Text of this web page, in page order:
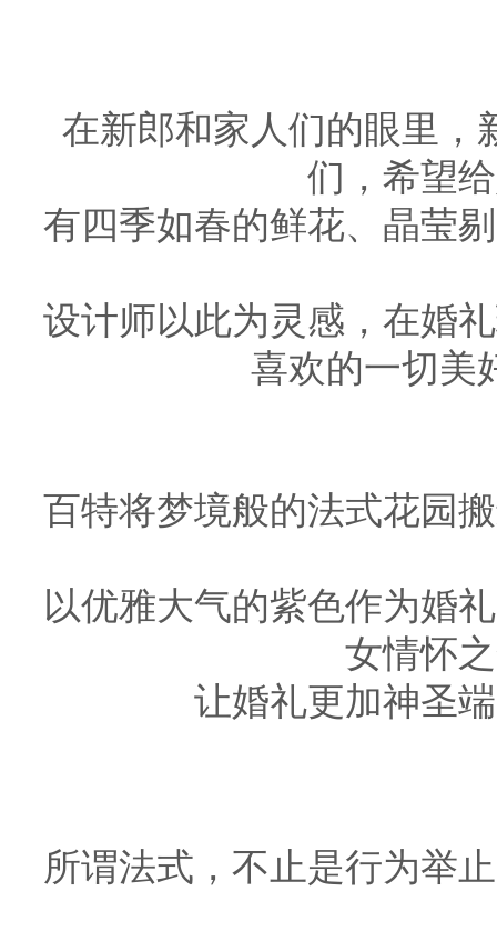
在新郎和家人们的眼里，
们，希望
有四季如春的鲜花、晶莹
设计师以此为灵感，在婚
喜欢的一切美
百特将梦境般的法式花园
以优雅大气的紫色作为婚
女情怀
让婚礼更加神圣
所谓法式，不止是行为举